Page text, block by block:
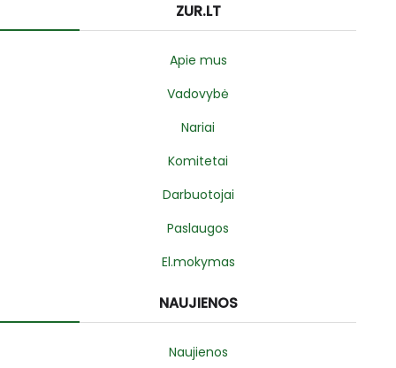
ZUR.LT
Apie mus
Vadovybė
Nariai
Komitetai
Darbuotojai
Paslaugos
El.mokymas
NAUJIENOS
Naujienos